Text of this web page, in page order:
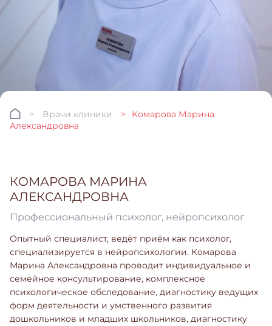
Врачи клиники
Комарова Марина
Александровна
КОМАРОВА МАРИНА
АЛЕКСАНДРОВНА
Профессиональный психолог, нейропсихолог
Опытный специалист, ведёт приём как психолог,
специализируется в нейропсихологии. Комарова
Марина Александровна проводит индивидуальное и
семейное консультирование, комплексное
психологическое обследование, диагностику ведущих
форм деятельности и умственного развития
дошкольников и младших школьников, диагностику